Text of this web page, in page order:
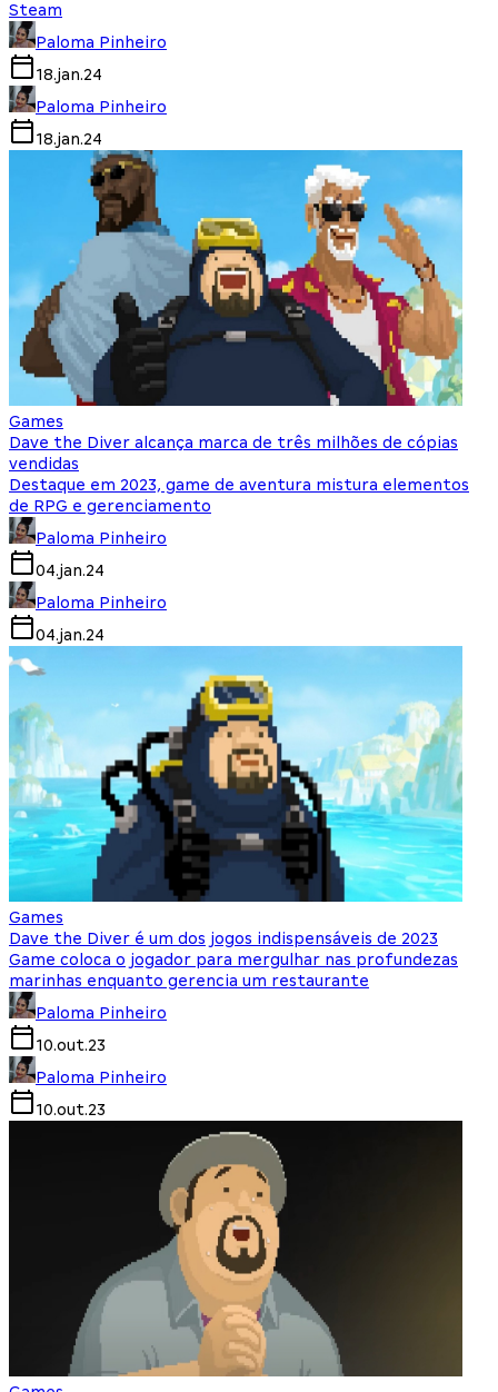
Steam
Paloma Pinheiro
18.jan.24
Paloma Pinheiro
18.jan.24
Games
Dave the Diver alcança marca de três milhões de cópias
vendidas
Destaque em 2023, game de aventura mistura elementos
de RPG e gerenciamento
Paloma Pinheiro
04.jan.24
Paloma Pinheiro
04.jan.24
Games
Dave the Diver é um dos jogos indispensáveis de 2023
Game coloca o jogador para mergulhar nas profundezas
marinhas enquanto gerencia um restaurante
Paloma Pinheiro
10.out.23
Paloma Pinheiro
10.out.23